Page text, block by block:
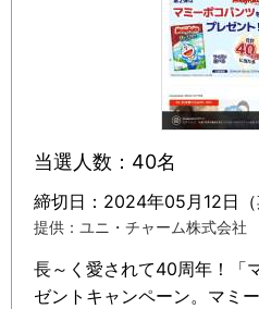
当選人数：40名
締切日：2024年05月12日（
提供：ユニ・チャーム株式会社
長～く愛されて40周年！「
ゼントキャンペーン。マミ